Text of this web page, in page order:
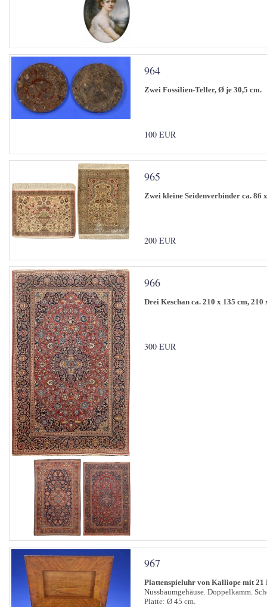
964
Zwei Fossilien-Teller, Ø je 30,5 cm.
100 EUR
965
Zwei kleine Seidenverbinder ca. 86
200 EUR
966
Drei Keschan ca. 210 x 135 cm, 210
300 EUR
967
Plattenspieluhr von Kalliope mit 21
Nussbaumgehäuse. Doppelkamm.
Platte: Ø 45 cm.